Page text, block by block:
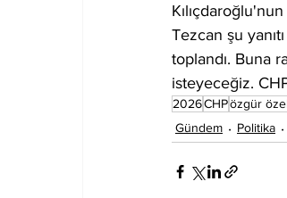
Tezcan şu
toplandı. Buna
isteyeceğiz.
2026CHPözgür
Gündem
Politika